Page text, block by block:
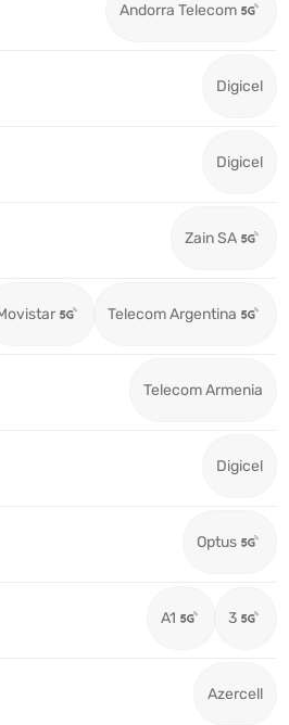
Andorra Telecom
Digicel
Digicel
Zain SA
Telecom Argentina
Telecom Armenia
Digicel
Optus
A1 3
Azercell